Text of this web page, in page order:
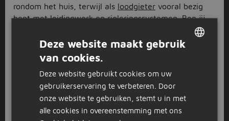
rondom het huis, terwijl als loodgieter vooral bezig
bent met leidingwerk en rioleringssystemen. Ben jij
meer een persoon die graag hoog werkt? Dan past
wellicht een baan alsdakdekkerbeter bij jou! Maar
ook voor andere functies zoals timmerman, metselaar
Solliciteren op bouw vacatures in
Zoetermeer
Heb je een interessante bouw vacature gevonden in
Deze website maakt gebruik
van cookies.
Deze website gebruikt cookies om uw
gebruikerservaring te verbeteren. Door
onze website te gebruiken, stemt u in met
alle cookies in overeenstemming met ons